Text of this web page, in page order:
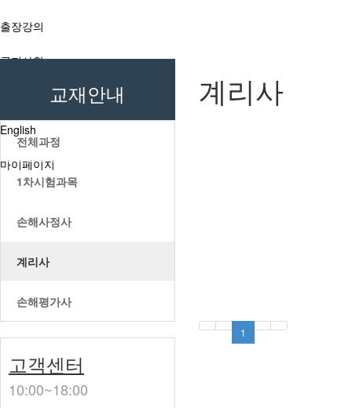
출장강의
공지사항
English
마이페이지
계리사
1
교재안내
전체과정
1차시험과목
손해사정사
계리사
손해평가사
고객센터
10:00~18:00